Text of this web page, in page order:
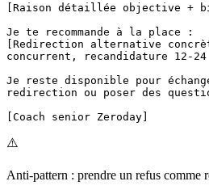
[Raison détaillée objective +
Je te recommande à la place :
[Redirection alternative
concurrent, recandidature 12-24
Je reste disponible pour
redirection ou poser des
⚠️
Anti-pattern : prendre un refus comme